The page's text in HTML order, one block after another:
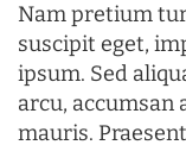
Nam pretium
suscipit eget,
ipsum. Sed
arcu, accumsan
mauris.